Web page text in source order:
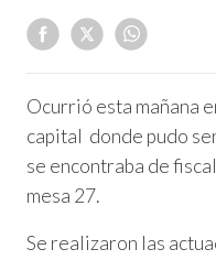
Ocurrió esta mañana
capital donde pudo
se encontraba de
mesa 27.
Se realizaron las